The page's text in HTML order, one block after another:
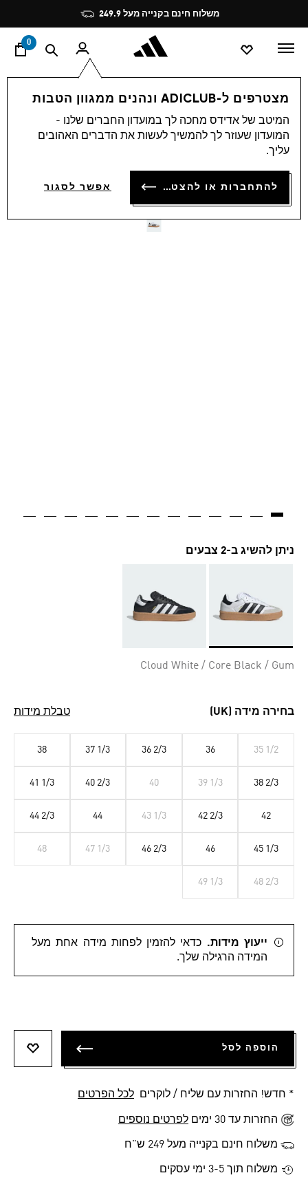
Pause
promotion
rotation
משלוח חינם בקנייה מעל 249.9
0
מצטרפים ל-ADICLUB ונהנים ממגוון הטבות
המיטב של אדידס מחכה לך במועדון החברים שלנו -
המועדון שעוזר לך להמשיך לעשות את הדברים האהובים
עליך.
להתחברות או להצטרפות אפשר לסגור
Originals נעליים
1774
4.7 (1774)
המחיר המקורי של הפריט: Price reduced from
₪ 549.90
to
ניתן להשיג ב-2 צבעים
Cloud White / Core Black / Gum
בחירה מידה (UK) טבלת מידות
35 1/2
36
36 2/3
37 1/3
38
38 2/3
39 1/3
40
40 2/3
41 1/3
42
42 2/3
43 1/3
44
44 2/3
45 1/3
46
46 2/3
47 1/3
48
48 2/3
49 1/3
ייעוץ מידות. כדאי להזמין לפחות מידה אחת מעל
המידה הרגילה שלך.
הוספה לסל
* חדש! החזרות עם שליח / לוקרים לכל הפרטים
החזרות עד 30 ימים לפרטים נוספים
משלוח חינם בקנייה מעל 249 ש"ח
משלוח תוך 3-5 ימי עסקים